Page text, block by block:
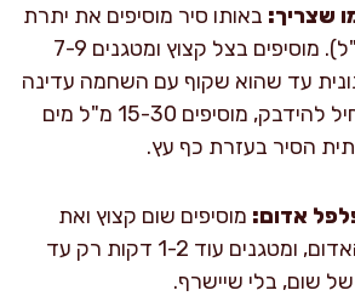
שצריך: באותו סיר מוסיפים את יתרת
שמן הזית (15 מ"ל). מוסיפים בצל קצוץ ומטגנים 7-9
עד שהוא שקוף עם השחמה עדינה
בקצוות. אם מתחיל להידבק, מוסיפים 15-30 מ"ל מים
הסיר בעזרת כף עץ.
אדום: מוסיפים שום קצוץ ואת
קוביות הפלפל האדום, ומטגנים עוד 1-2 דקות רק עד
שום, בלי שיישרף.